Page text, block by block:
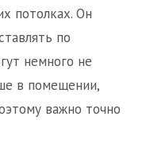
потолках. Он
по
немного не
в помещении,
важно точно